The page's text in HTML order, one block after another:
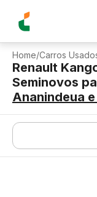
Home/Carros
Renault
Seminovos
Ananindeua